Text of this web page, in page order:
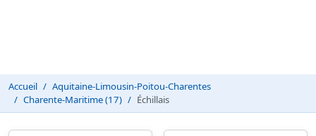
Accueil
Aquitaine-Limousin-Poitou-Charentes
Charente-Maritime (17)
Échillais